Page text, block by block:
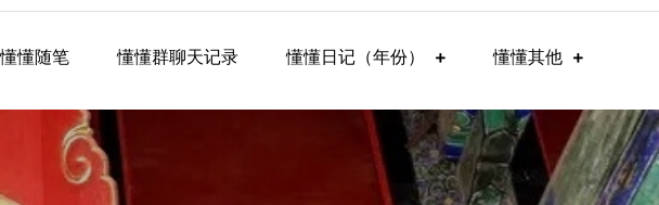
懂懂随笔 懂懂群聊天记录 懂懂日记（年份） 懂懂其他